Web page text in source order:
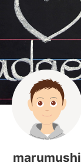
marumushi